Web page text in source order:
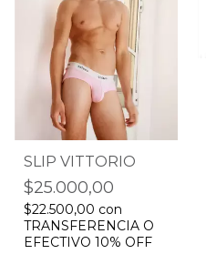
SLIP VITTORIO
$25.000,00
$22.500,00 con
TRANSFERENCIA O
EFECTIVO 10% OFF